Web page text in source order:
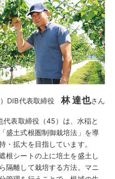
）DIB代表取締役 林 達也さん
代表取締役（45）は、水稲と
盛土式根圏制御栽培法」を導
・拡大を目指しています。
根シートの上に培土を盛土し
隔離して栽培する方法。マニ